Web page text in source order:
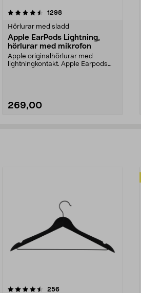
1298recensioner
Hörlurar med sladd
Apple EarPods Lightning,
hörlurar med mikrofon
Apple originalhörlurar med
lightningkontakt. Apple Earpods
269,00
4.5 av 5 stjärnor
256recensioner
4.0av 5 stjärnor